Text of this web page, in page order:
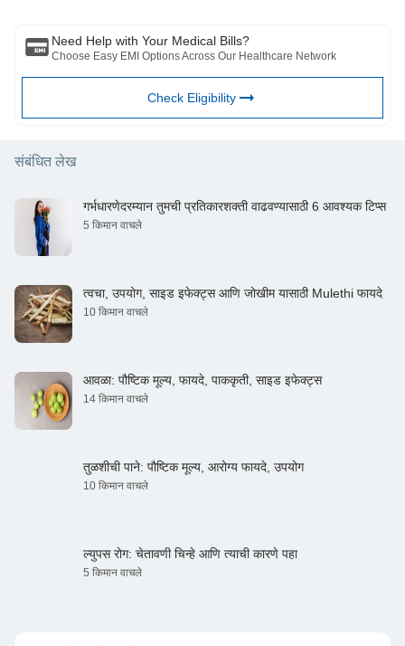
Need Help with Your Medical Bills?
Choose Easy EMI Options Across Our Healthcare Network
Check Eligibility
संबंधित लेख
गर्भधारणेदरम्यान तुमची प्रतिकारशक्ती वाढवण्यासाठी 6 आवश्यक टिप्स
5 किमान वाचले
त्वचा, उपयोग, साइड इफेक्ट्स आणि जोखीम यासाठी Mulethi फायदे
10 किमान वाचले
आवळा: पौष्टिक मूल्य, फायदे, पाककृती, साइड इफेक्ट्स
14 किमान वाचले
तुळशीची पाने: पौष्टिक मूल्य, आरोग्य फायदे, उपयोग
10 किमान वाचले
ल्युपस रोग: चेतावणी चिन्हे आणि त्याची कारणे पहा
5 किमान वाचले